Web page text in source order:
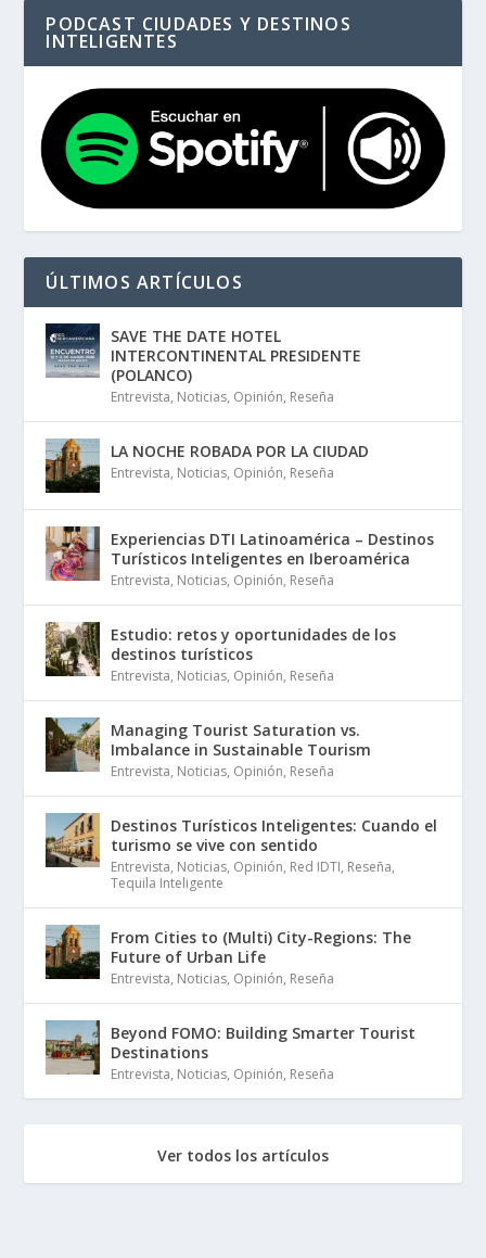
PODCAST CIUDADES Y DESTINOS
INTELIGENTES
ÚLTIMOS ARTÍCULOS
SAVE THE DATE HOTEL
INTERCONTINENTAL PRESIDENTE
(POLANCO)
Entrevista, Noticias, Opinión, Reseña
LA NOCHE ROBADA POR LA CIUDAD
Entrevista, Noticias, Opinión, Reseña
Experiencias DTI Latinoamérica – Destinos
Turísticos Inteligentes en Iberoamérica
Entrevista, Noticias, Opinión, Reseña
Estudio: retos y oportunidades de los
destinos turísticos
Entrevista, Noticias, Opinión, Reseña
Managing Tourist Saturation vs.
Imbalance in Sustainable Tourism
Entrevista, Noticias, Opinión, Reseña
Destinos Turísticos Inteligentes: Cuando el
turismo se vive con sentido
Entrevista, Noticias, Opinión, Red IDTI, Reseña,
Tequila Inteligente
From Cities to (Multi) City-Regions: The
Future of Urban Life
Entrevista, Noticias, Opinión, Reseña
Beyond FOMO: Building Smarter Tourist
Destinations
Entrevista, Noticias, Opinión, Reseña
Ver todos los artículos